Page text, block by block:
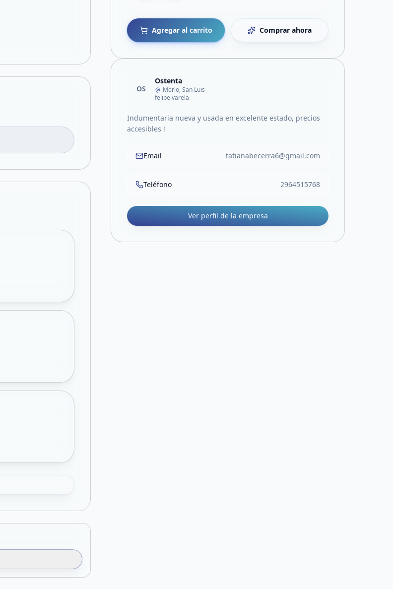
Agregar al carrito Comprar ahora
OS
Ostenta
Merlo, San Luis
felipe varela
Indumentaria nueva y usada en excelente estado, precios
accesibles !
Email tatianabecerra6@gmail.com
Teléfono 2964515768
Ver perfil de la empresa